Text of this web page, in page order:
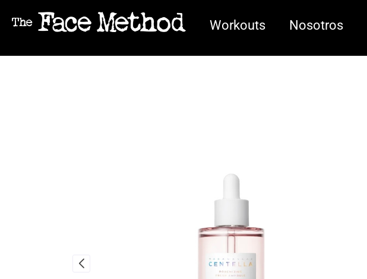
Workouts Nosotros